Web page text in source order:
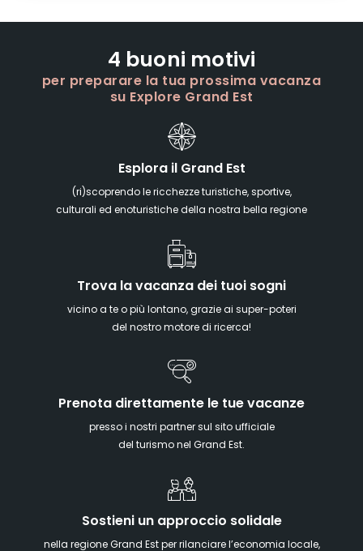
4 buoni motivi
per preparare la tua prossima vacanza
su Explore Grand Est
Esplora il Grand Est
(ri)scoprendo le ricchezze turistiche, sportive,
culturali ed enoturistiche della nostra bella regione
Trova la vacanza dei tuoi sogni
vicino a te o più lontano, grazie ai super-poteri
del nostro motore di ricerca!
Prenota direttamente le tue vacanze
presso i nostri partner sul sito ufficiale
del turismo nel Grand Est.
Sostieni un approccio solidale
nella regione Grand Est per rilanciare l’economia locale,